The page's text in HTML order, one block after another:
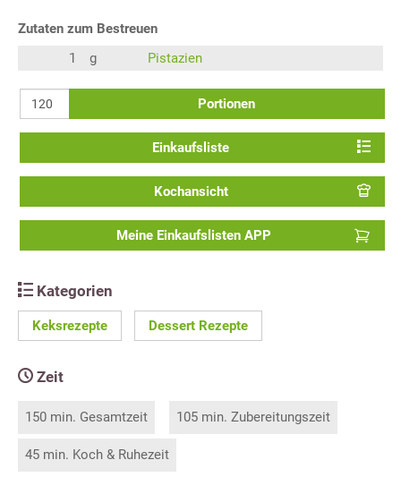
Zutaten zum Bestreuen
1
g Pistazien
Portionen
Einkaufsliste
Kochansicht
Meine Einkaufslisten APP
Kategorien
Keksrezepte Dessert Rezepte
Zeit
150 min. Gesamtzeit 105 min. Zubereitungszeit
45 min. Koch & Ruhezeit